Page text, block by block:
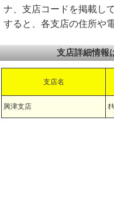
ナ、支店コードを掲載し
すると、各支店の住所や
支店詳細情報
支店名
興津支店 ｵ